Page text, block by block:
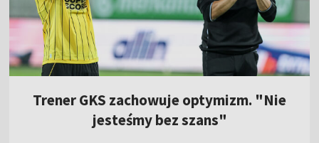
Trener GKS zachowuje optymizm. "Nie
jesteśmy bez szans"